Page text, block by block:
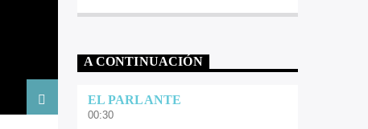
A CONTINUACIÓN
EL PARLANTE
00:30